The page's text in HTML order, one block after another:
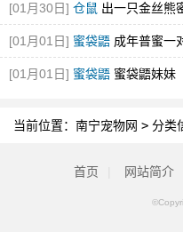
[01月30日] 仓鼠 出一只金丝熊
[01月01日] 蜜袋鼯 成年普蜜一
[01月01日] 蜜袋鼯 蜜袋鼯妹妹
当前位置： 南宁宠物网 > 分类
首页 网站简介